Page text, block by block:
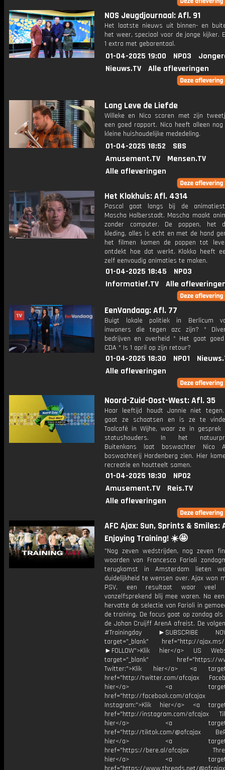
NOS Jeugdjournaal: Afl. 91
Het laatste nieuws uit binnen- en
het weer, speciaal voor de jonge kijker.
1 extra met gebarentaal.
01-04-2025 19:00 NPO3
Nieuws.TV
Alle afleveringen
Lang Leve de Liefde
Willeke en Nico scoren met zijn
een goed rapport. Nico heeft alleen
kleine huishoudelijke mededeling.
01-04-2025 18:52
SBS
Amusement.TV
Mensen.TV
Alle afleveringen
Het Klokhuis: Afl. 4314
Pascal gaat langs bij de
Mascha Halberstadt. Mascha maakt
zonder computer. De poppen, het
kleding, alles is echt en met de hand
het filmen komen de poppen tot
ontdekt hoe dat werkt. Klokko heeft
zelf eenvoudig animaties te maken.
01-04-2025 18:45
NPO3
Informatief.TV
Alle
EenVandaag: Afl. 77
Buigt lokale politiek in Berlicum
inwoners die tegen azc zijn? *
bedrijven en overheid * Het gaat
CDA * Is 1 april op zijn retour?
01-04-2025 18:30 NPO1
Alle afleveringen
Noord-Zuid-Oost-West: Afl. 35
Haar leeftijd houdt Jannie niet tegen.
gaat ze schaatsen en is ze te
Taalcafé in Wijhe, waar ze in gesprek
statushouders. In het
Buitenkans laat boswachter Nico
boswachterij Hardenberg zien. Hier
recreatie en houtteelt samen.
01-04-2025 18:30
NPO2
Amusement.TV
Reis.TV
Alle afleveringen
AFC Ajax: Sun, Sprints & Smiles:
Enjoying Training! ☀️🤩
"Nog zeven wedstrijden, nog zeven
woorden van Francesco Farioli
terugkomst in Amsterdam lieten
duidelijkheid te wensen over. Ajax won
PSV, een resultaat waar veel
vanzelfsprekend blij mee waren. Na
hervatte de selectie van Farioli in
de training. De focus gaat op zondag als
de Johan Cruijff ArenA afreist. De
#Trainingday ►SUBSCRIBE
target="_blank" href="http://ajax.ms/
►FOLLOW">Klik hier</a> US
target="_blank" href="https://
Twitter:">Klik hier</a> <a
href="http://twitter.com/afcajax
hier</a> <a
href="http://facebook.com/afcajax
Instagram:">Klik hier</a> <a
href="http://instagram.com/afcajax
hier</a> <a
href="http://tiktok.com/@afcajax
hier</a> <a
href="https://bere.al/afcajax
hier</a> <a